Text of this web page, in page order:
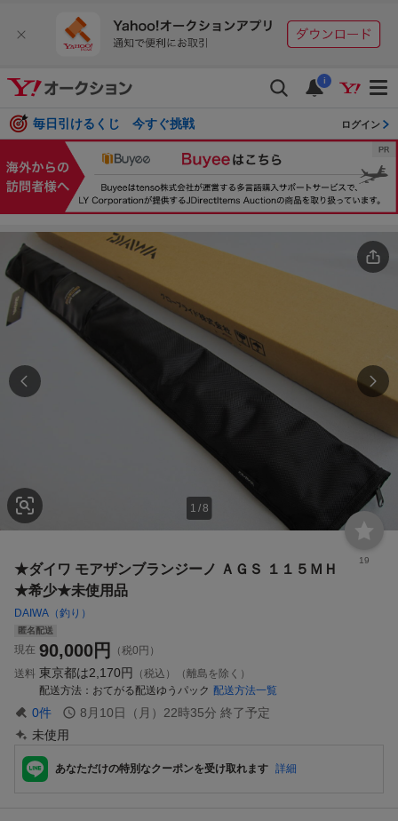
i
毎日引けるくじ 今すぐ挑戦 ログイン
1 /8
19
★ダイワ モアザンブランジーノ ＡＧＳ １１５ＭＨ
★希少★未使用品
DAIWA（釣り）
匿名配送
現在 90,000円
（税0円）
送料 東京都は2,170円
（税込）（離島を除く）
配送方法
おてがる配送ゆうパック 配送方法一覧
0件 8月10日（月）22時35分 終了予定
未使用
あなただけの特別なクーポンを受け取れます 詳細